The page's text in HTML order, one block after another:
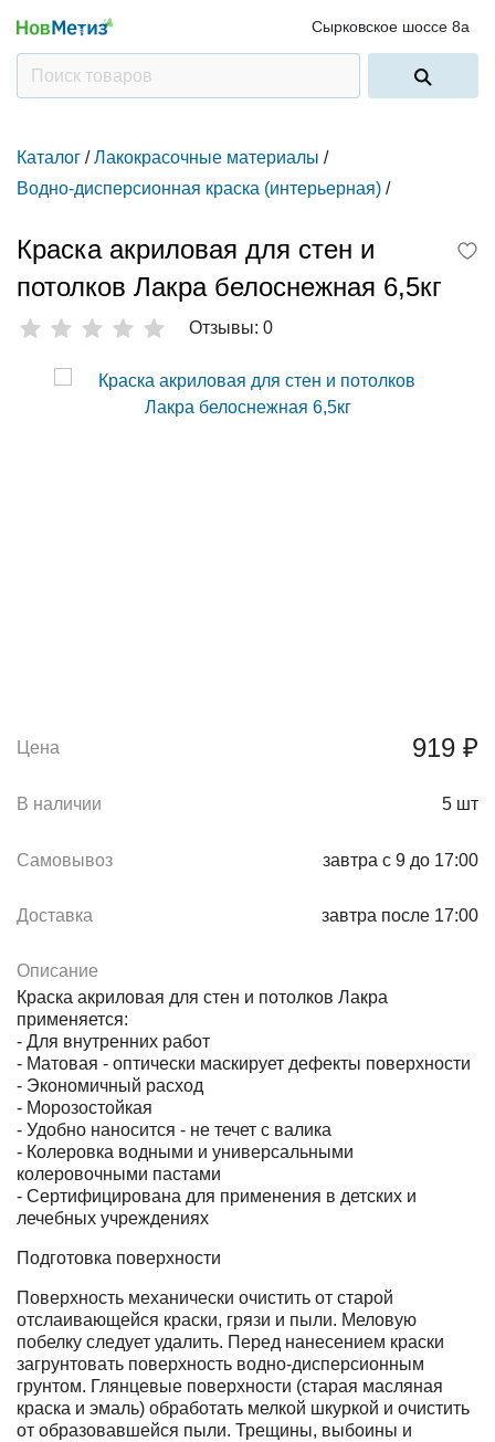
Сырковское шоссе 8а
Каталог / Лакокрасочные материалы /
Водно-дисперсионная краска (интерьерная) /
Краска акриловая для стен и
потолков Лакра белоснежная 6,5кг
Отзывы: 0
Цена 919 ₽
В наличии 5 шт
Самовывоз завтра с 9 до 17:00
Доставка завтра после 17:00
Описание
Краска акриловая для стен и потолков Лакра
применяется:
- Для внутренних работ
- Матовая - оптически маскирует дефекты поверхности
- Экономичный расход
- Морозостойкая
- Удобно наносится - не течет с валика
- Колеровка водными и универсальными
колеровочными пастами
- Сертифицирована для применения в детских и
лечебных учреждениях
Подготовка поверхности
Поверхность механически очистить от старой
отслаивающейся краски, грязи и пыли. Меловую
побелку следует удалить. Перед нанесением краски
загрунтовать поверхность водно-дисперсионным
грунтом. Глянцевые поверхности (старая масляная
краска и эмаль) обработать мелкой шкуркой и очистить
от образовавшейся пыли. Трещины, выбоины и